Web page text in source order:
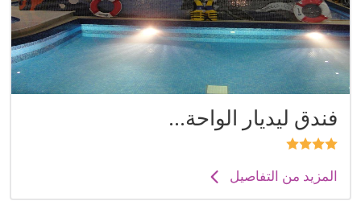
فندق ليديار الواحة...
المزيد من التفاصيل